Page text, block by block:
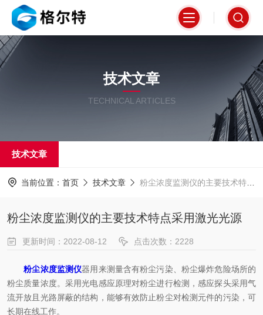
技术文章
TECHNICAL ARTICLES
技术文章
当前位置： 首页 技术文章 粉尘浓度监测仪的主要技术特点采用激光光源
粉尘浓度监测仪的主要技术特点采用激光光源
更新时间：2022-08-12 点击次数：2228
粉尘浓度监测仪器用来测量含有粉尘污染、粉尘爆炸危险场所的
粉尘质量浓度。采用光电感应原理对粉尘进行检测，感应探头采用气
流开放且光路屏蔽的结构，能够有效防止粉尘对检测元件的污染，可
长期在线工作。